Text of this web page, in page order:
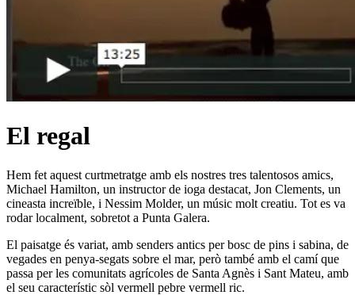
El regal
Hem fet aquest curtmetratge amb els nostres tres talentosos amics,
Michael Hamilton, un instructor de ioga destacat, Jon Clements, un
cineasta increïble, i Nessim Molder, un músic molt creatiu. Tot es va
rodar localment, sobretot a Punta Galera.
El paisatge és variat, amb senders antics per bosc de pins i sabina, de
vegades en penya-segats sobre el mar, però també amb el camí que
passa per les comunitats agrícoles de Santa Agnès i Sant Mateu, amb
el seu característic sòl vermell pebre vermell ric.